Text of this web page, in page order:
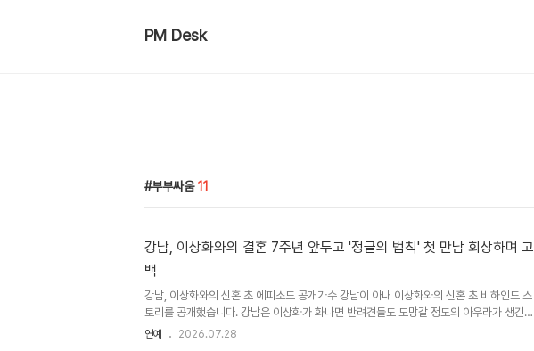
PM Desk
부부싸움 11
강남, 이상화와의 결혼 7주년 앞두고 '정글의 법칙' 첫 만남 회상하며 고
백
강남, 이상화와의 신혼 초 에피소드 공개가수 강남이 아내 이상화와의 신혼 초 비하인드 스
토리를 공개했습니다. 강남은 이상화가 화나면 반려견들도 도망갈 정도의 아우라가 생긴다
고 말하며, 부부싸움 중 이상화의 '앉아!'라는 말에 반려견과 함께 앉았던 일화를 전했습니
연예 2026.07.28